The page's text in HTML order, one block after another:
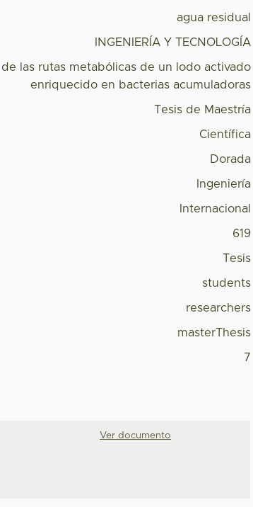
agua residual
INGENIERÍA Y TECNOLOGÍA
de las rutas metabólicas de un lodo activado
enriquecido en bacterias acumuladoras
Tesis de Maestría
Científica
Dorada
Ingeniería
Internacional
619
Tesis
students
researchers
masterThesis
7
Ver documento